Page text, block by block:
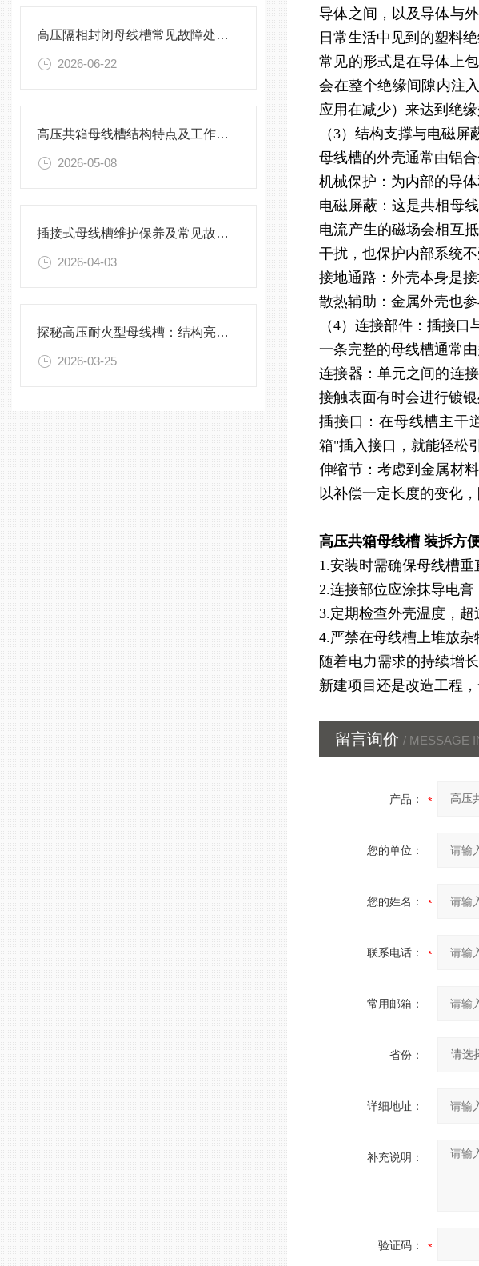
高压隔相封闭母线槽常见故障处理方案
2026-06-22
高压共箱母线槽结构特点及工作原理
2026-05-08
插接式母线槽维护保养及常见故障处理指南
2026-04-03
探秘高压耐火型母线槽：结构亮点与实用效能
2026-03-25
导体之间，以及导体与
日常生活中见到的塑料
常见的形式是在导体上
会在整个绝缘间隙内注
应用在减少）来达到绝
（3）结构支撑与电磁屏
母线槽的外壳通常由铝
机械保护：为内部的导
电磁屏蔽：这是共相母
电流产生的磁场会相互
干扰，也保护内部系统不
接地通路：外壳本身是
散热辅助：金属外壳也
（4）连接部件：插接口
一条完整的母线槽通常
连接器：单元之间的连
接触表面有时会进行镀
插接口：在母线槽主干
箱"插入接口，就能轻松
伸缩节：考虑到金属材
以补偿一定长度的变化
高压共箱母线槽 装拆方
1.安装时需确保母线槽垂
2.连接部位应涂抹导电膏
3.定期检查外壳温度，
4.严禁在母线槽上堆放杂
随着电力需求的持续增
新建项目还是改造工程
留言询价 / MESSAGE
产品：
您的单位：
您的姓名：
联系电话：
常用邮箱：
省份：
详细地址：
补充说明：
验证码：